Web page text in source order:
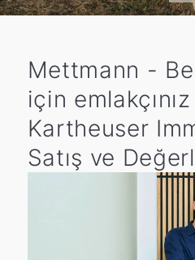
Mettmann -
için
Kartheuser
Satış ve